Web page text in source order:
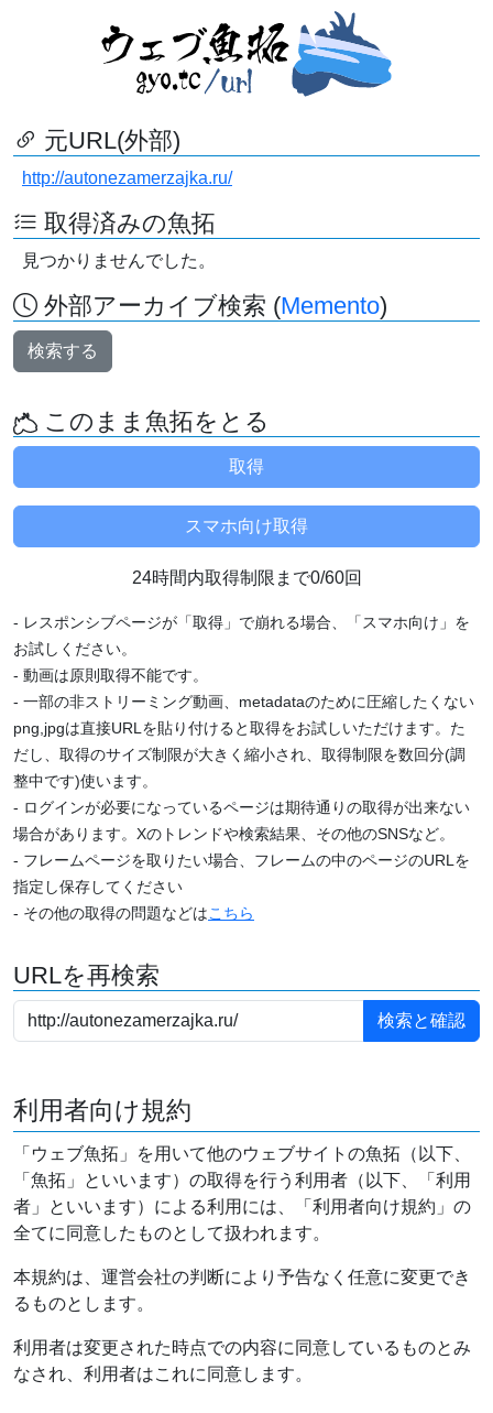
元URL(外部)
http://autonezamerzajka.ru/
取得済みの魚拓
見つかりませんでした。
外部アーカイブ検索 (Memento)
検索する
このまま魚拓をとる
24時間内取得制限まで0/60回
- レスポンシブページが「取得」で崩れる場合、「スマホ向け」を
お試しください。
- 動画は原則取得不能です。
- 一部の非ストリーミング動画、metadataのために圧縮したくない
png,jpgは直接URLを貼り付けると取得をお試しいただけます。た
だし、取得のサイズ制限が大きく縮小され、取得制限を数回分(調
整中です)使います。
- ログインが必要になっているページは期待通りの取得が出来ない
場合があります。Xのトレンドや検索結果、その他のSNSなど。
- フレームページを取りたい場合、フレームの中のページのURLを
指定し保存してください
- その他の取得の問題などはこちら
URLを再検索
利用者向け規約
「ウェブ魚拓」を用いて他のウェブサイトの魚拓（以下、
「魚拓」といいます）の取得を行う利用者（以下、「利用
者」といいます）による利用には、「利用者向け規約」の
全てに同意したものとして扱われます。
本規約は、運営会社の判断により予告なく任意に変更でき
るものとします。
利用者は変更された時点での内容に同意しているものとみ
なされ、利用者はこれに同意します。